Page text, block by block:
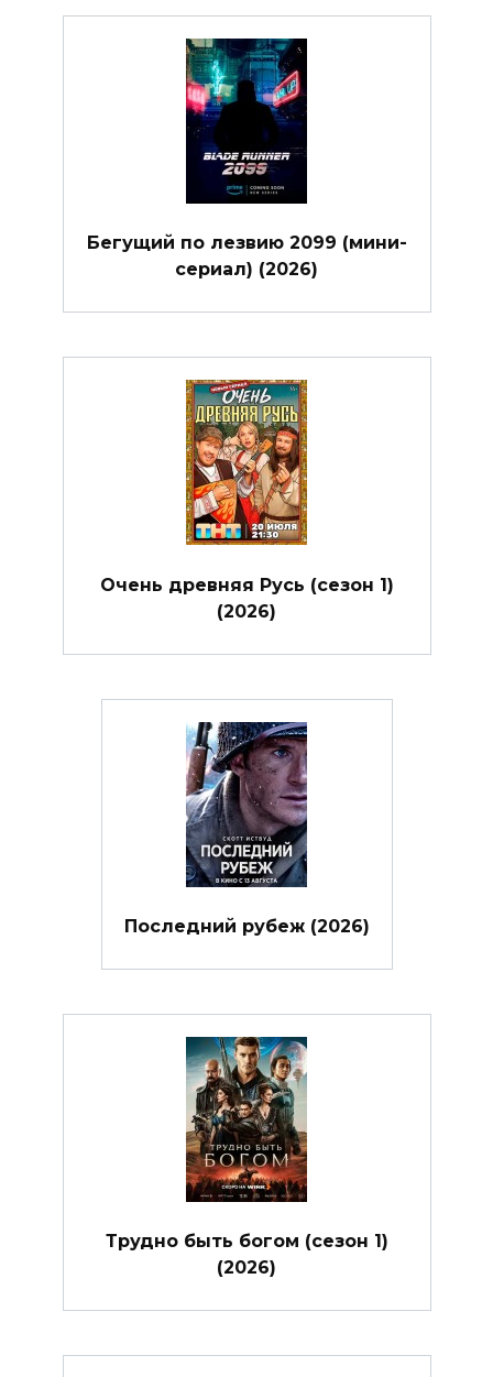
Бегущий по лезвию 2099 (мини-
сериал) (2026)
Очень древняя Русь (сезон 1)
(2026)
Последний рубеж (2026)
Трудно быть богом (сезон 1)
(2026)